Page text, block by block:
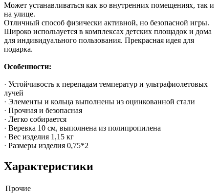
Может устанавливаться как во внутренних помещениях, так и
на улице.
Отличный способ физически активной, но безопасной игры.
Широко используется в комплексах детских площадок и дома
для индивидуального пользования. Прекрасная идея для
подарка.
Особенности:
· Устойчивость к перепадам температур и ультрафиолетовых
лучей
· Элементы и кольца выполнены из оцинкованной стали
· Прочная и безопасная
· Легко собирается
· Веревка 10 см, выполнена из полипропилена
· Вес изделия 1,15 кг
· Размеры изделия 0,75*2
Характеристики
Прочие